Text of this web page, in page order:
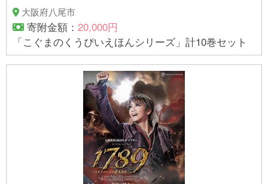
大阪府八尾市
寄附金額： 20,000円
「こぐまのくうぴいえほんシリーズ」計10巻セット